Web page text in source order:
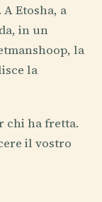
Etosha, a
in un
la
la
chi ha fretta.
il vostro